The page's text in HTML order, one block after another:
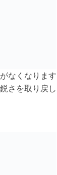
なくなります
さを取り戻し